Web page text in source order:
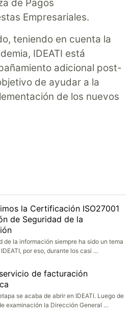
de Pagos
Empresariales.
teniendo en cuenta la
IDEATI está
adicional post-
de ayudar a la
de los nuevos
la Certificación ISO27001
de Seguridad de la
de la información siempre ha sido un tema
por eso, durante los casi …
de facturación
se acaba de abrir en IDEATI. Luego de
examinación la Dirección General …